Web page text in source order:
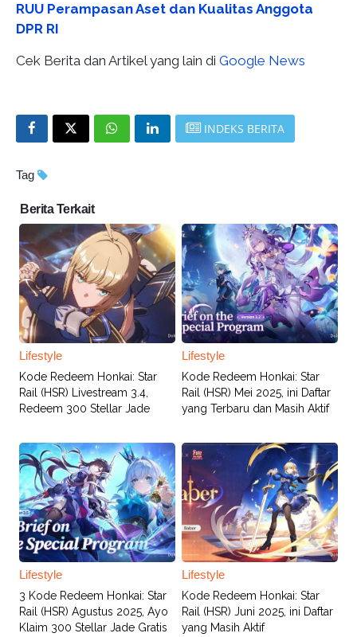
RUU Perampasan Aset dan Kualitas Anggota
DPR RI
Cek Berita dan Artikel yang lain di Google News
INDEKS BERITA
Tag
Berita Terkait
Lifestyle
Kode Redeem Honkai: Star
Rail (HSR) Livestream 3.4,
Redeem 300 Stellar Jade
Lifestyle
Kode Redeem Honkai: Star
Rail (HSR) Mei 2025, ini Daftar
yang Terbaru dan Masih Aktif
Lifestyle
3 Kode Redeem Honkai: Star
Rail (HSR) Agustus 2025, Ayo
Klaim 300 Stellar Jade Gratis
Lifestyle
Kode Redeem Honkai: Star
Rail (HSR) Juni 2025, ini Daftar
yang Masih Aktif